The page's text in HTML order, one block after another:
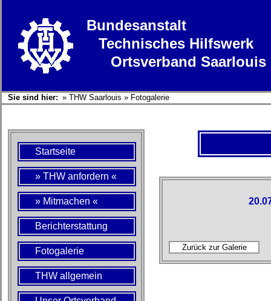
Bundesanstalt
Technisches Hilfswerk
Ortsverband Saarlouis
Sie sind hier: » THW Saarlouis » Fotogalerie
Startseite
» THW anfordern «
» Mitmachen «
Berichterstattung
Fotogalerie
THW allgemein